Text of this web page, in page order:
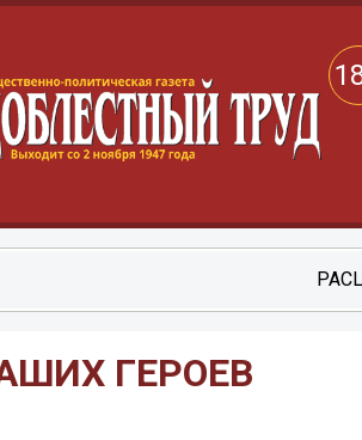
ГЕРОЕВ